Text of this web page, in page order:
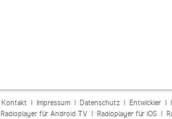
Kontakt| Impressum| Datenschutz| Entwickler|
Radioplayer für Android TV| Radioplayer für iOS|